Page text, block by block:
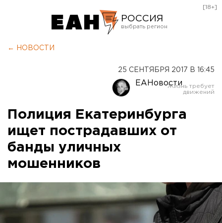
РОССИЯ
Оренбург
[18+]
← НОВОСТИ
25 СЕНТЯБРЯ 2017 В 16:45
ЕАНовости
Полиция Екатеринбурга
ищет пострадавших от
банды уличных
мошенников